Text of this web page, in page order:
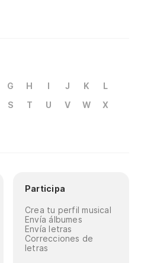
G H I J K
L
S T U V W
X
Participa
Crea tu perfil musical
Envía álbumes
Envía letras
Correcciones de
letras